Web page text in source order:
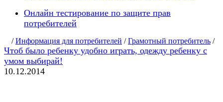
Онлайн тестирование по защите прав
потребителей
/Информация для потребителей /Грамотный потребитель /
Чтоб было ребенку удобно играть, одежду ребенку с
умом выбирай!
10.12.2014